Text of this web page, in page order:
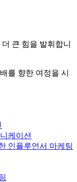
큰 힘을 발휘합니
를 향한 여정을 시
케이션
인플루언서 마케팅